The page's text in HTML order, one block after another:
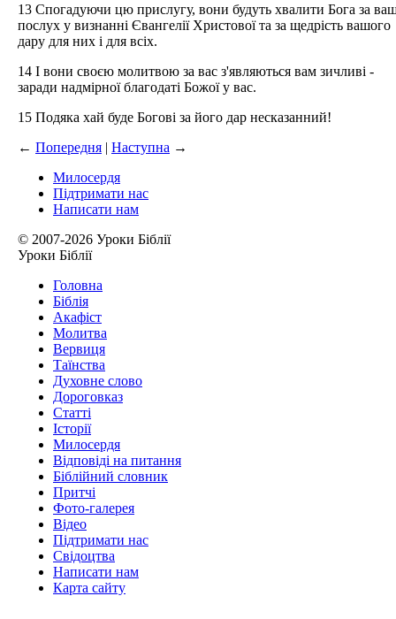
13 Спогадуючи цю прислугу, вони будуть хвалити Бога за
послух у визнанні Євангелії Христової та за щедрість вашого
дару для них і для всіх.
14 І вони своєю молитвою за вас з'являються вам зичливі -
заради надмірної благодаті Божої у вас.
15 Подяка хай буде Богові за його дар несказанний!
← Попередня | Наступна →
Милосердя
Підтримати нас
Написати нам
© 2007-2026 Уроки Біблії
Уроки Біблії
Головна
Біблія
Акафіст
Молитва
Вервиця
Таїнства
Духовне слово
Дороговказ
Cтатті
Історії
Милосердя
Відповіді на питання
Біблійний словник
Притчі
Фото-галерея
Відео
Підтримати нас
Свідоцтва
Написати нам
Карта сайту